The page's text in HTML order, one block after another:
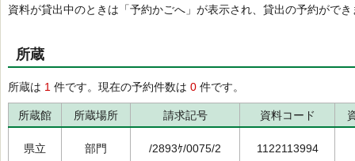
資料が貸出中のときは「予約かごへ」が表示され、貸出の予約ができ
所蔵
所蔵は 1 件です。現在の予約件数は 0 件です。
所蔵館 所蔵場所 請求記号 資料コード
県立 部門 /2893ｹ/0075/2 1122113994